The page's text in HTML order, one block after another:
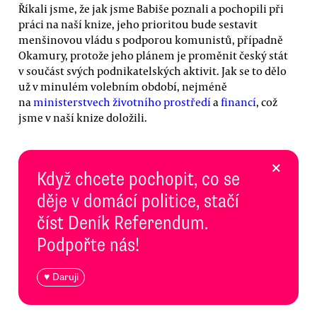
Říkali jsme, že jak jsme Babiše poznali a pochopili při
práci na naší knize, jeho prioritou bude sestavit
menšinovou vládu s podporou komunistů, případně
Okamury, protože jeho plánem je proměnit český stát
v součást svých podnikatelských aktivit. Jak se to dělo
už v minulém volebním období, nejméně
na ministerstvech životního prostředí a financí, což
jsme v naší knize doložili.
Když chcete pochopit, co se
děje v domácí politice, stačí
číst Deník Referendum.
Podpořte nás!
♥ Daruji
×